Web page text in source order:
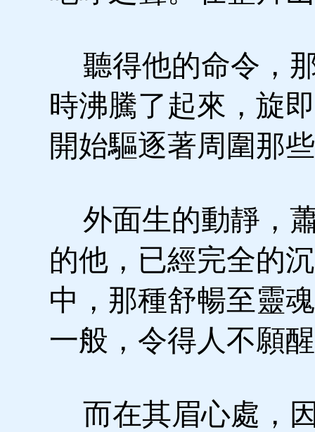
聽得他的命令，
時沸騰了起來，旋
開始驅逐著周圍那
外面生的動靜，
的他，已經完全的
中，那種舒暢至靈
一般，令得人不願
而在其眉心處，